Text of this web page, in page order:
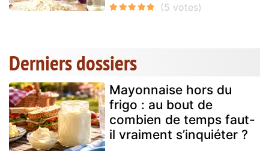
Derniers dossiers
Mayonnaise hors du
frigo : au bout de
combien de temps faut-
il vraiment s’inquiéter ?